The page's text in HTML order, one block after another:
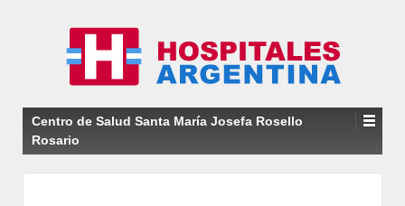
Centro de Salud Santa María Josefa Rosello
Rosario